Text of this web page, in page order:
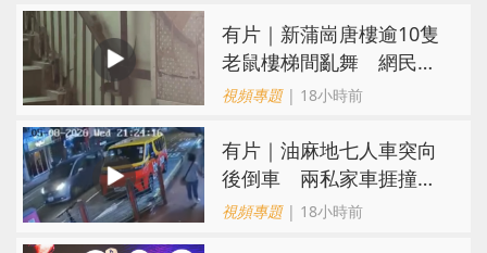
有片｜新蒲崗唐樓逾10隻
老鼠樓梯間亂舞 網民嚇
親：每次經過都要好大勇
視頻專題| 18小時前
有片｜油麻地七人車突向
後倒車 兩私家車捱撞
司機不顧而去
視頻專題| 18小時前